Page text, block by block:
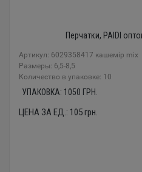
Перчатки, PAIDI
Артикул: 6029358417 кашемір mix
Размеры: 6,5-8,5
Количество в упаковке: 10
УПАКОВКА: 1050 ГРН.
ЦЕНА ЗА ЕД.: 105грн.